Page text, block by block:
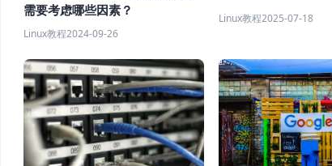
需要考虑哪些因素？
Linux教程2024-09-26
Linux教程2025-07-18